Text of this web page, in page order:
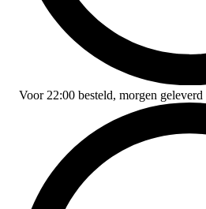
Voor 22:00 besteld, morgen geleverd